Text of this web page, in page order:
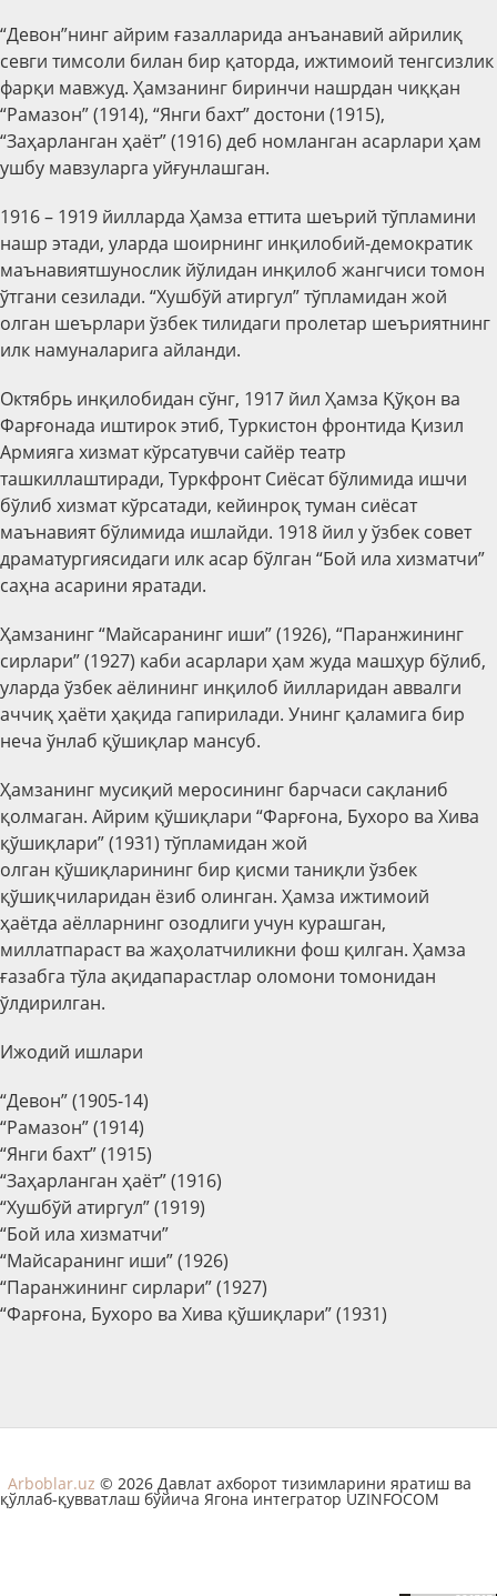
“Девон”нинг айрим ғазалларида анъанавий айрилиқ
севги тимсоли билан бир қаторда, ижтимоий тенгсизлик
фарқи мавжуд. Ҳамзанинг биринчи нашрдан чиққан
“Рамазон” (1914), “Янги бахт” достони (1915),
“Заҳарланган ҳаёт” (1916) деб номланган асарлари ҳам
ушбу мавзуларга уйғунлашган.
1916 – 1919 йилларда Ҳамза еттита шеърий тўпламини
нашр этади, уларда шоирнинг инқилобий-демократик
маънавиятшунослик йўлидан инқилоб жангчиси томон
ўтгани сезилади. “Хушбўй атиргул” тўпламидан жой
олган шеърлари ўзбек тилидаги пролетар шеъриятнинг
илк намуналарига айланди.
Октябрь инқилобидан сўнг, 1917 йил Ҳамза Қўқон ва
Фарғонада иштирок этиб, Туркистон фронтида Қизил
Армияга хизмат кўрсатувчи сайёр театр
ташкиллаштиради, Туркфронт Сиёсат бўлимида ишчи
бўлиб хизмат кўрсатади, кейинроқ туман сиёсат
маънавият бўлимида ишлайди. 1918 йил у ўзбек совет
драматургиясидаги илк асар бўлган “Бой ила хизматчи”
саҳна асарини яратади.
Ҳамзанинг “Майсаранинг иши” (1926), “Паранжининг
сирлари” (1927) каби асарлари ҳам жуда машҳур бўлиб,
уларда ўзбек аёлининг инқилоб йилларидан аввалги
аччиқ ҳаёти ҳақида гапирилади. Унинг қаламига бир
неча ўнлаб қўшиқлар мансуб.
Ҳамзанинг мусиқий меросининг барчаси сақланиб
қолмаган. Айрим қўшиқлари “Фарғона, Бухоро ва Хива
қўшиқлари” (1931) тўпламидан жой
олган қўшиқларининг бир қисми таниқли ўзбек
қўшиқчиларидан ёзиб олинган. Ҳамза ижтимоий
ҳаётда аёлларнинг озодлиги учун курашган,
миллатпараст ва жаҳолатчиликни фош қилган. Ҳамза
ғазабга тўла ақидапарастлар оломони томонидан
ўлдирилган.
Ижодий ишлари
“Девон” (1905-14)
“Рамазон” (1914)
“Янги бахт” (1915)
“Заҳарланган ҳаёт” (1916)
“Хушбўй атиргул” (1919)
“Бой ила хизматчи”
“Майсаранинг иши” (1926)
“Паранжининг сирлари” (1927)
“Фарғона, Бухоро ва Хива қўшиқлари” (1931)
Arboblar.uz © 2026 Давлат ахборот тизимларини яратиш ва
қўллаб-қувватлаш бўйича Ягона интегратор UZINFOCOM